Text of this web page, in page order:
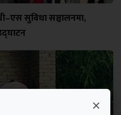
सुविधा सञ्चालनमा,
×